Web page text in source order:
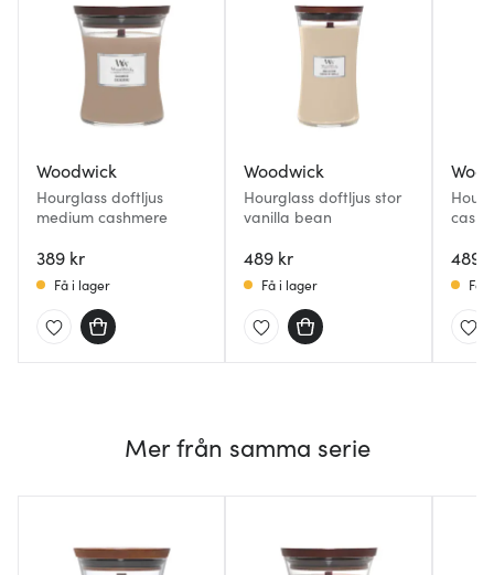
Woodwick
Hourglass doftljus
medium cashmere
389 kr
Få i lager
Woodwick
Hourglass doftljus stor
vanilla bean
489 kr
Få i lager
489
Få
Mer från samma serie